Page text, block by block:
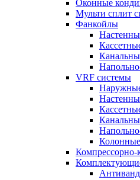
Оконные
Мульти сплит
Фанкойлы
VRF системы
Колонные
Компрессорно-